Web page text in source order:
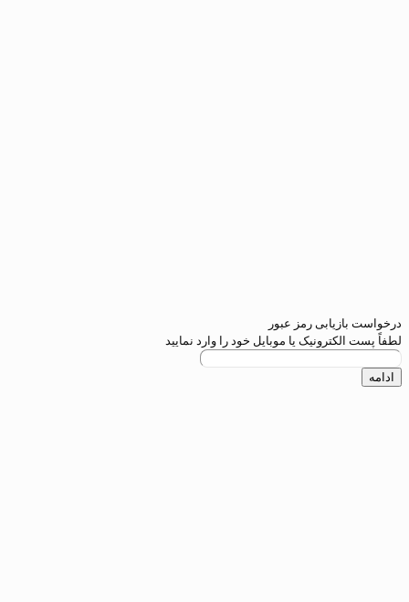
رمز عبور
یا موبایل خود را وارد نمایید